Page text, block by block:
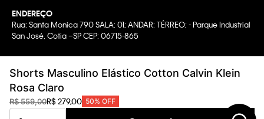
Shorts Masculino Elástico Cotton Calvin Klein
Rosa Claro
R$559,00R$279,00 50% OFF
ENDEREÇO
Rua: Santa Monica 790 SALA: 01; ANDAR: TÉRREO; - Parque Industrial
San José, Cotia –SP CEP: 06715-865
WBR INDUSTRIA E COMERCIO DE VESTUARIO LTDA.
CNPJ 07.296.319/0058-90
CA Transparency In Supply Chain & UK Modern Slavery Statement |